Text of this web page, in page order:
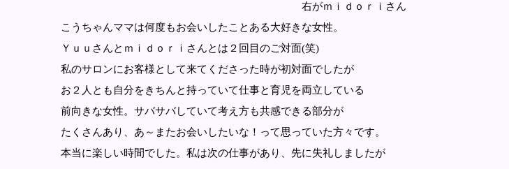
右がｍｉｄｏｒｉさん
こうちゃんママは何度もお会いしたことある大好きな女性。
Ｙｕｕさんとｍｉｄｏｒｉさんとは２回目のご対面(笑)
私のサロンにお客様として来てくださった時が初対面でしたが
お２人とも自分をきちんと持っていて仕事と育児を両立している
前向きな女性。サバサバしていて考え方も共感できる部分が
たくさんあり、あ～またお会いしたいな！って思っていた方々です。
本当に楽しい時間でした。私は次の仕事があり、先に失礼しましたが